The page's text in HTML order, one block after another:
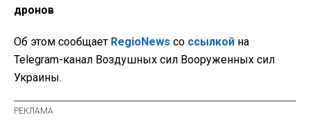
дронов
Об этом сообщает RegioNews со ссылкой на
Telegram-канал Воздушных сил Вооруженных сил
Украины.